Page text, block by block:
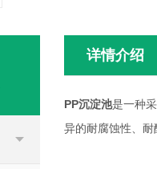
详情介绍
PP沉淀池是一种
异的耐腐蚀性、